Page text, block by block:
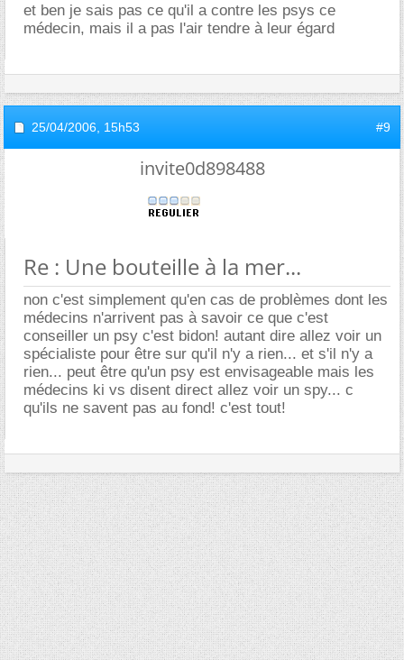
et ben je sais pas ce qu'il a contre les psys ce
médecin, mais il a pas l'air tendre à leur égard
25/04/2006, 15h53 #9
invite0d898488
Re : Une bouteille à la mer...
non c'est simplement qu'en cas de problèmes dont les
médecins n'arrivent pas à savoir ce que c'est
conseiller un psy c'est bidon! autant dire allez voir un
spécialiste pour être sur qu'il n'y a rien... et s'il n'y a
rien... peut être qu'un psy est envisageable mais les
médecins ki vs disent direct allez voir un spy... c
qu'ils ne savent pas au fond! c'est tout!